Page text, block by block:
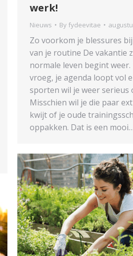
werk!
Nieuws By fydeevitae
Zo voorkom je blessures
van je routine De vakantie
normale leven begint
vroeg, je agenda loopt vol
sporten wil je weer serieus
Misschien wil je die paar
kwijt of je oude
oppakken. Dat is een mooi…